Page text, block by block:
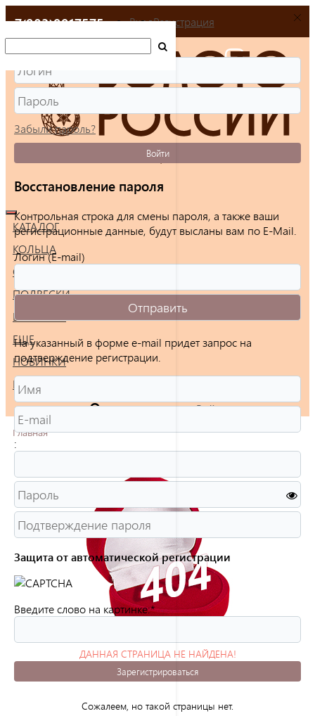
+7(903)9917575
КАТАЛОГ
КОЛЬЦА
СЕРЬГИ
ПОДВЕСКИ
БРАСЛЕТЫ
ЕЩЕ
НОВИНКИ
РАСПРОДАЖА
Войти
Главная
ДАННАЯ СТРАНИЦА НЕ НАЙДЕНА!
(ОШИБКА 404)
Сожалеем, но такой страницы нет.
ВходРегистрация
Забыли пароль?
Войти
Восстановление пароля
Контрольная строка для смены пароля, а также ваши
регистрационные данные, будут высланы вам по E-Mail.
Логин (E-mail)
На указанный в форме e-mail придет запрос на
подтверждение регистрации.
:
Защита от автоматической регистрации
Введите слово на картинке:*
Зарегистрироваться